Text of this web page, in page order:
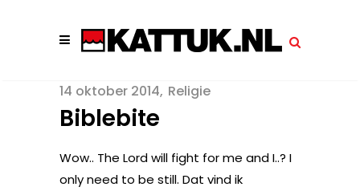
14 oktober 2014 Religie
Biblebite
Wow.. The Lord will fight for me and I..? I
only need to be still. Dat vind ik